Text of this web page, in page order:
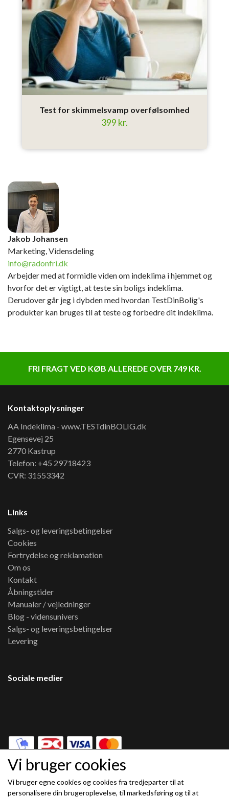
Test for skimmelsvamp overfølsomhed
399 kr.
Jakob Johansen
Marketing, Vidensdeling
info@radonfri.dk
Arbejder med at formidle viden om indeklima i hjemmet og
hvorfor det er vigtigt, at teste sin boligs indeklima.
Derudover går jeg i dybden med hvordan TestDinBolig's
produkter kan bruges til at teste og forbedre dit indeklima.
FRI FRAGT VED KØB ALLEREDE OVER 749 KR.
Kontaktoplysninger
AA Indeklima - www.TESTdinBOLIG.dk
Egensevej 25
2770 Kastrup
Telefon: +45 29718423
CVR: 31553342
Links
Salgs- og leveringsbetingelser
Cookies
Fortrydelse og reklamation
Om os
Kontakt
Åbningstider
Manualer / vejledninger
Blog - vidensunivers
Salgs- og leveringsbetingelser
Levering
Sociale medier
Modtag vores nyhedsbrev via e-mail
Vi bruger cookies
Vi bruger egne cookies og cookies fra tredjeparter til at
personalisere din brugeroplevelse, til markedsføring og til at